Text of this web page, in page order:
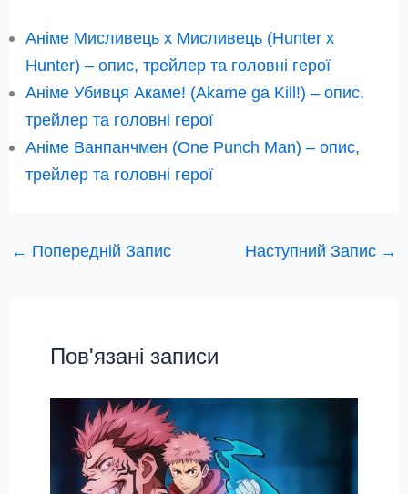
Аніме Мисливець х Мисливець (Hunter x
Hunter) – опис, трейлер та головні герої
Аніме Убивця Акаме! (Akame ga Kill!) – опис,
трейлер та головні герої
Аніме Ванпанчмен (One Punch Man) – опис,
трейлер та головні герої
← Попередній Запис Наступний Запис →
Пов'язані записи